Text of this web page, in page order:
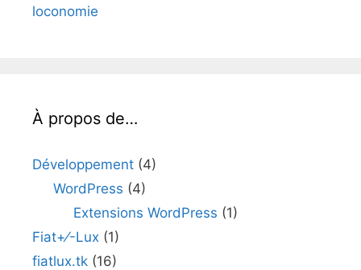
loconomie
À propos de…
Développement (4)
WordPress (4)
Extensions WordPress (1)
Fiat+⁄-Lux (1)
fiatlux.tk (16)